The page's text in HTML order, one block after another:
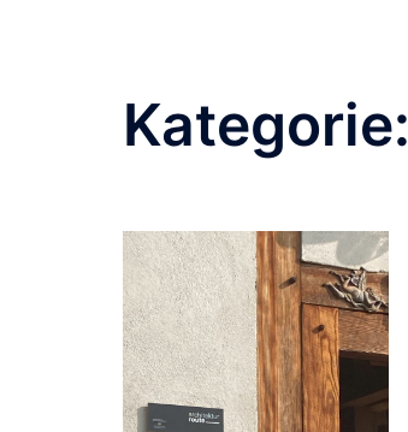
Kategorie: